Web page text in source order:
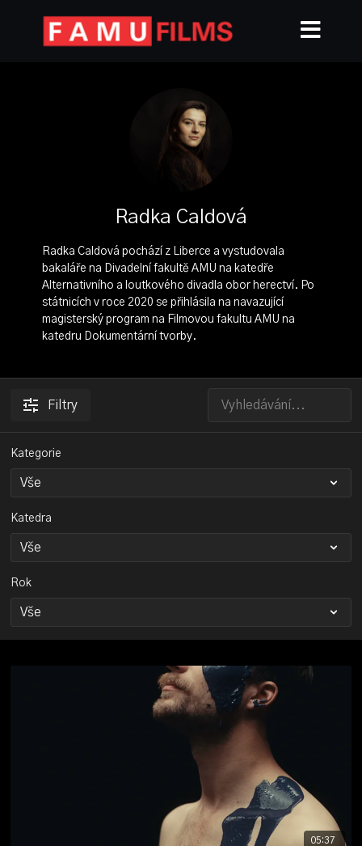
Radka Caldová
Radka Caldová pochází z Liberce a vystudovala
bakaláře na Divadelní fakultě AMU na katedře
Alternativního a loutkového divadla obor herectví. Po
státnicích v roce 2020 se přihlásila na navazující
magisterský program na Filmovou fakultu AMU na
katedru Dokumentární tvorby.
Filtry
Kategorie
Katedra
Rok
05:37